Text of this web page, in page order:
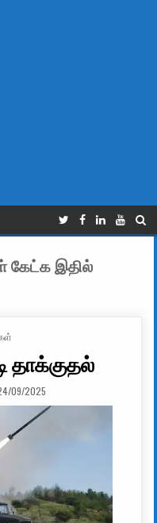
கேட்க இதில்
தாக்குதல்
DATE:
09/2025